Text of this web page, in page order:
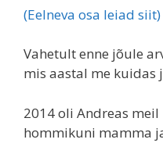
(Eelneva osa leiad siit)
Vahetult enne jõule
mis aastal me kuidas
2014 oli Andreas
hommikuni mamma